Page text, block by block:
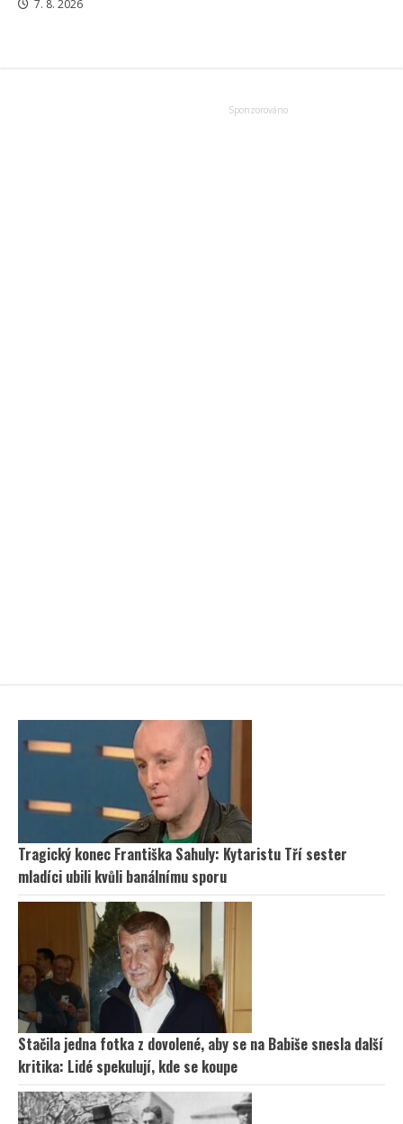
7. 8. 2026
Tragický konec Františka Sahuly: Kytaristu Tří sester
mladíci ubili kvůli banálnímu sporu
Stačila jedna fotka z dovolené, aby se na Babiše snesla další
kritika: Lidé spekulují, kde se koupe